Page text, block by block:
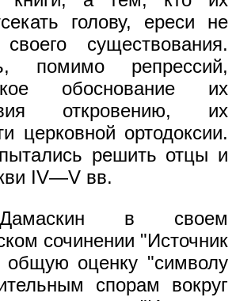
голову, ереси не
существования.
помимо репрессий,
обоснование их
откровению, их
церковной ортодоксии.
решить отцы и
IV—V вв.
в своем
сочинении "Источник
общую оценку "символу
спорам вокруг